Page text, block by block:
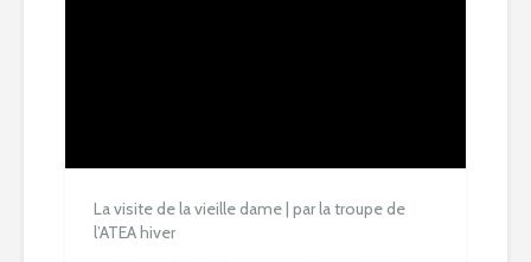
La visite de la vieille dame | par la troupe de
l’ATEA hiver